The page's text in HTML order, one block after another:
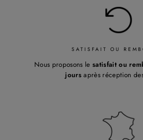
SATISFAIT OU
Nous proposons le satisfait ou
joursaprès réception